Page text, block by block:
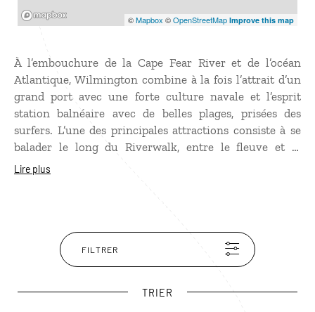
©Mapbox ©OpenStreetMap Improve this map
À l’embouchure de la Cape Fear River et de l’océan
Atlantique, Wilmington combine à la fois l’attrait d’un
grand port avec une forte culture navale et l’esprit
station balnéaire avec de belles plages, prisées des
surfers. L’une des principales attractions consiste à se
balader le long du Riverwalk, entre le fleuve et le
quartier de Downtown, où l’on trouve de belles
mondiale, ouvert au public et amarré sur la rive
opposée au Riverwalk. Un tour aux Sreen Gem Studios,
les plus importants après Hollywood, pourra intéresser
Lire plus
FILTRER
TRIER